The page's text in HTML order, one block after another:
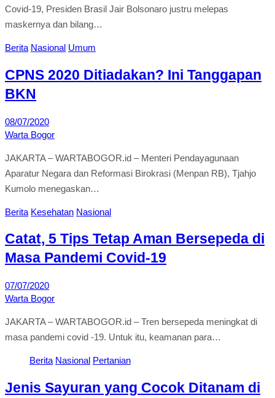
Covid-19, Presiden Brasil Jair Bolsonaro justru melepas
maskernya dan bilang…
Berita Nasional Umum
CPNS 2020 Ditiadakan? Ini Tanggapan
BKN
08/07/2020
Warta Bogor
JAKARTA – WARTABOGOR.id – Menteri Pendayagunaan
Aparatur Negara dan Reformasi Birokrasi (Menpan RB), Tjahjo
Kumolo menegaskan…
Berita Kesehatan Nasional
Catat, 5 Tips Tetap Aman Bersepeda di
Masa Pandemi Covid-19
07/07/2020
Warta Bogor
JAKARTA – WARTABOGOR.id – Tren bersepeda meningkat di
masa pandemi covid -19. Untuk itu, keamanan para…
Berita Nasional Pertanian
Jenis Sayuran yang Cocok Ditanam di